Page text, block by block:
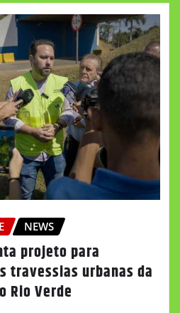
NEWS
projeto para
travessias urbanas da
Rio Verde